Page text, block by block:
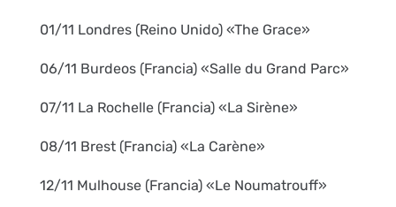
01/11 Londres (Reino Unido) «The Grace»
06/11 Burdeos (Francia) «Salle du Grand Parc»
07/11 La Rochelle (Francia) «La Sirène»
08/11 Brest (Francia) «La Carène»
12/11 Mulhouse (Francia) «Le Noumatrouff»